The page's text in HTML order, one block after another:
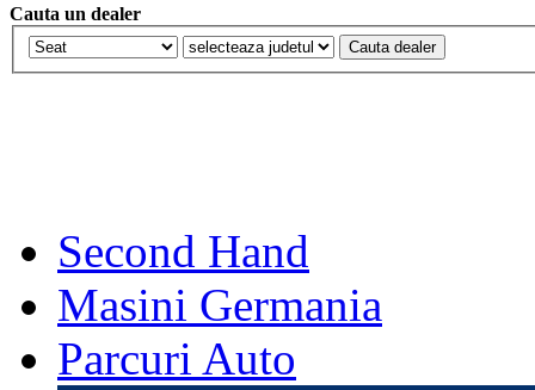
Cauta un dealer
Second Hand
Masini Germania
Parcuri Auto